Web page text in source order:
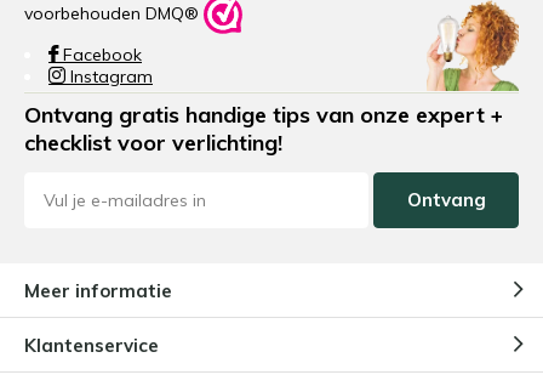
voorbehouden DMQ®
Facebook
Instagram
Ontvang gratis handige tips van onze expert +
checklist voor verlichting!
Ontvang
Meer informatie
Klantenservice